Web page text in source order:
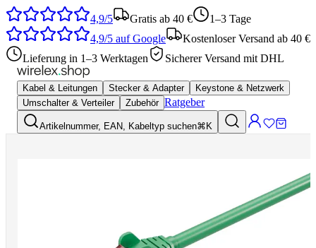
4,9/5 Gratis ab 40 €
1–3 Tage
4,9/5 auf Google
Kostenloser Versand ab 40 €
Lieferung in 1–3 Werktagen
Sicherer Versand mit DHL
Kabel & Leitungen Stecker & Adapter
Keystone & Netzwerk
Umschalter & Verteiler
Zubehör Ratgeber
Artikelnummer, EAN, Kabeltyp suchen⌘K